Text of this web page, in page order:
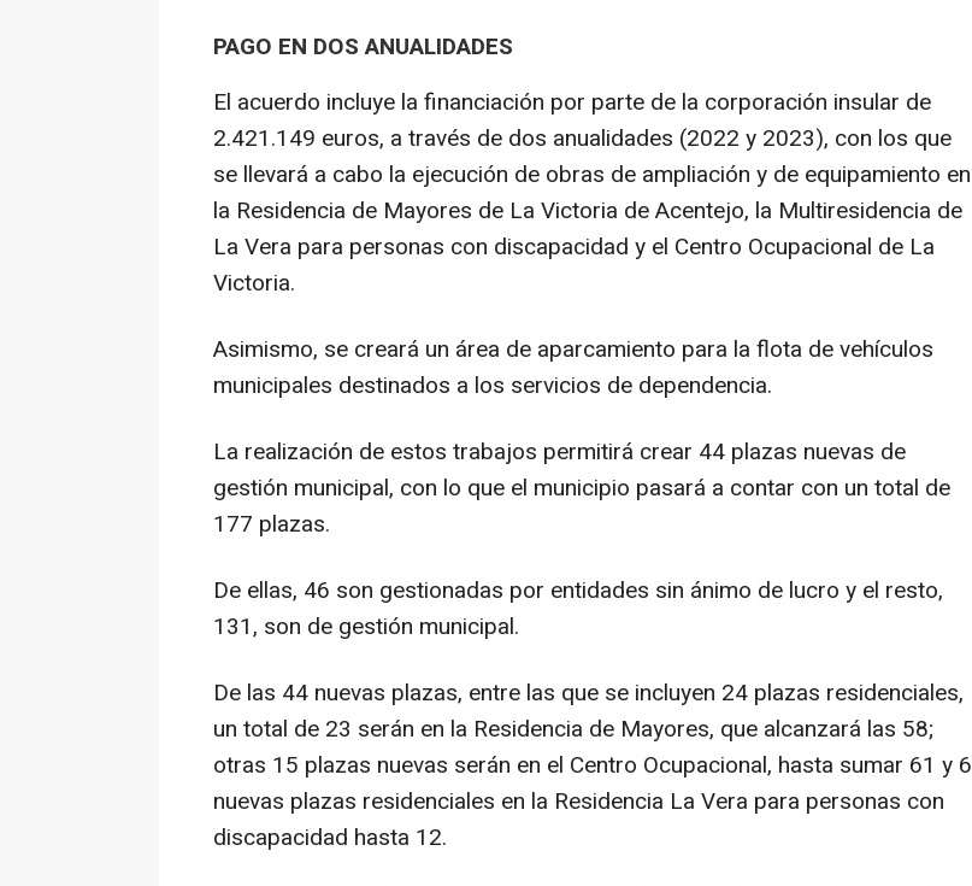
PAGO EN DOS ANUALIDADES
El acuerdo incluye la financiación por parte de la corporación insular de
2.421.149 euros, a través de dos anualidades (2022 y 2023), con los que
se llevará a cabo la ejecución de obras de ampliación y de equipamiento en
la Residencia de Mayores de La Victoria de Acentejo, la Multiresidencia de
La Vera para personas con discapacidad y el Centro Ocupacional de La
Victoria.
Asimismo, se creará un área de aparcamiento para la flota de vehículos
municipales destinados a los servicios de dependencia.
La realización de estos trabajos permitirá crear 44 plazas nuevas de
gestión municipal, con lo que el municipio pasará a contar con un total de
177 plazas.
De ellas, 46 son gestionadas por entidades sin ánimo de lucro y el resto,
131, son de gestión municipal.
De las 44 nuevas plazas, entre las que se incluyen 24 plazas residenciales,
un total de 23 serán en la Residencia de Mayores, que alcanzará las 58;
otras 15 plazas nuevas serán en el Centro Ocupacional, hasta sumar 61 y 6
nuevas plazas residenciales en la Residencia La Vera para personas con
discapacidad hasta 12.